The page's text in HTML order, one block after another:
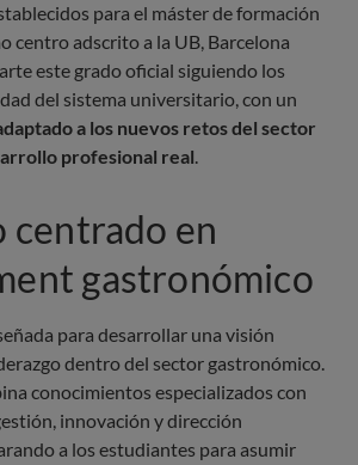
para el máster de formación
centro adscrito a la UB, Barcelona
este grado oficial siguiendo los
del sistema universitario, con un
a los nuevos retos del sector
profesional real.
centrado en
gastronómico
para desarrollar una visión
dentro del sector gastronómico.
conocimientos especializados con
innovación y dirección
a los estudiantes para asumir